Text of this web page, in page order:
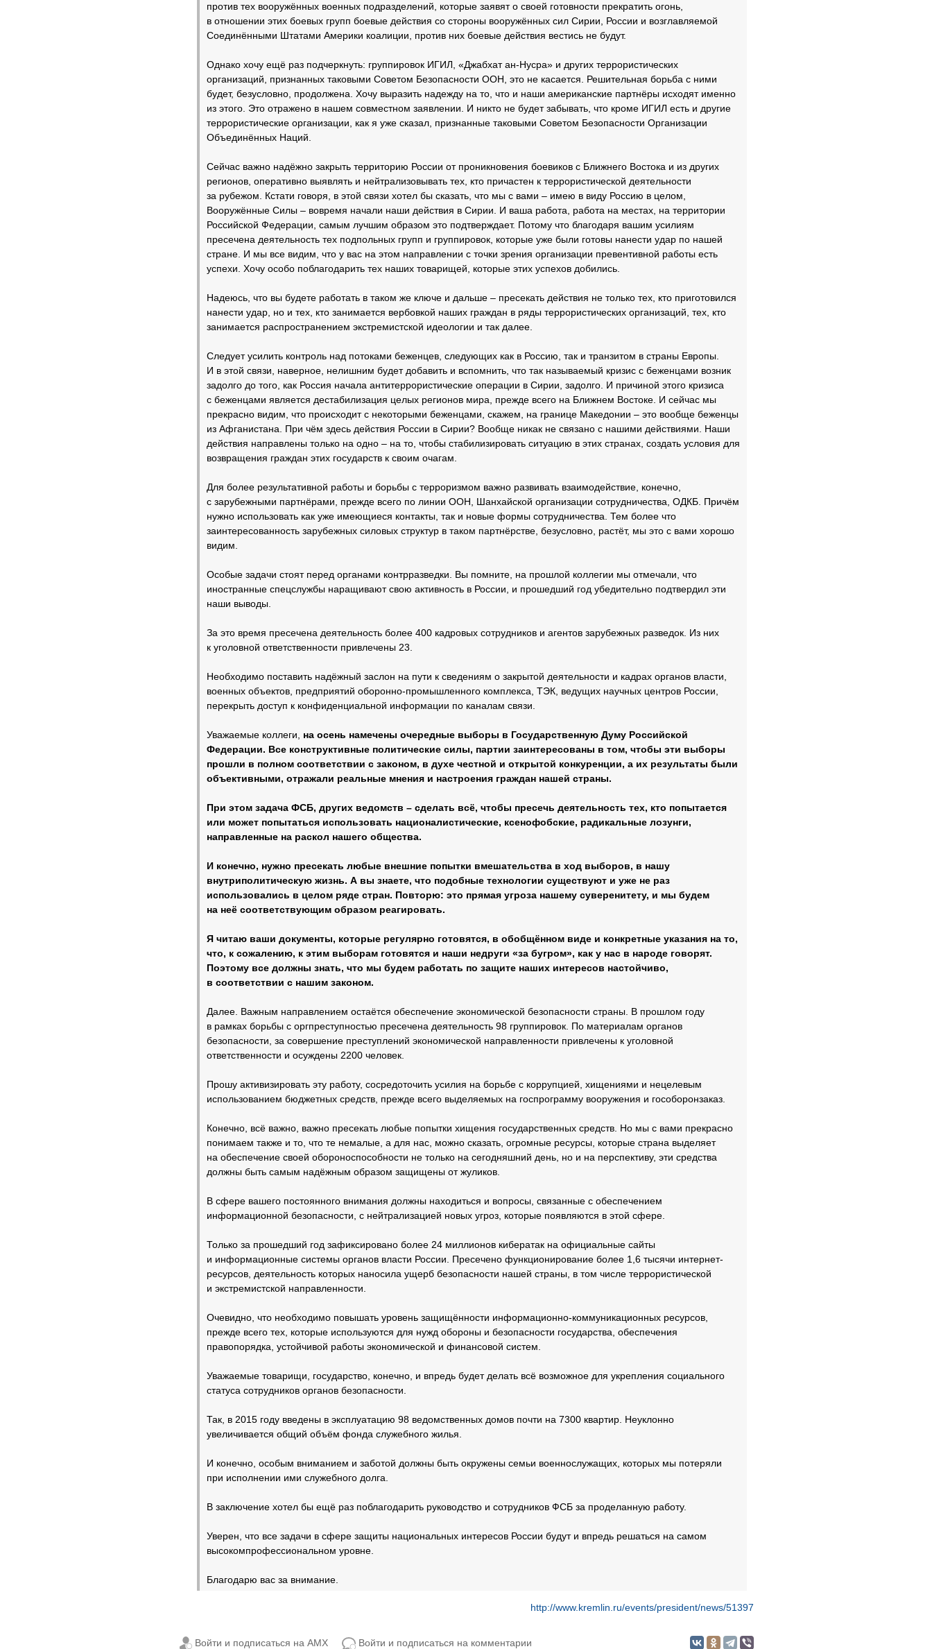
против тех вооружённых военных подразделений, которые заявят о своей готовности прекратить огонь,
в отношении этих боевых групп боевые действия со стороны вооружённых сил Сирии, России и возглавляемой
Соединёнными Штатами Америки коалиции, против них боевые действия вестись не будут.
Однако хочу ещё раз подчеркнуть: группировок ИГИЛ, «Джабхат ан-Нусра» и других террористических
организаций, признанных таковыми Советом Безопасности ООН, это не касается. Решительная борьба с ними
будет, безусловно, продолжена. Хочу выразить надежду на то, что и наши американские партнёры исходят именно
из этого. Это отражено в нашем совместном заявлении. И никто не будет забывать, что кроме ИГИЛ есть и другие
террористические организации, как я уже сказал, признанные таковыми Советом Безопасности Организации
Объединённых Наций.
Сейчас важно надёжно закрыть территорию России от проникновения боевиков с Ближнего Востока и из других
регионов, оперативно выявлять и нейтрализовывать тех, кто причастен к террористической деятельности
за рубежом. Кстати говоря, в этой связи хотел бы сказать, что мы с вами – имею в виду Россию в целом,
Вооружённые Силы – вовремя начали наши действия в Сирии. И ваша работа, работа на местах, на территории
Российской Федерации, самым лучшим образом это подтверждает. Потому что благодаря вашим усилиям
пресечена деятельность тех подпольных групп и группировок, которые уже были готовы нанести удар по нашей
стране. И мы все видим, что у вас на этом направлении с точки зрения организации превентивной работы есть
успехи. Хочу особо поблагодарить тех наших товарищей, которые этих успехов добились.
Надеюсь, что вы будете работать в таком же ключе и дальше – пресекать действия не только тех, кто приготовился
нанести удар, но и тех, кто занимается вербовкой наших граждан в ряды террористических организаций, тех, кто
занимается распространением экстремистской идеологии и так далее.
Следует усилить контроль над потоками беженцев, следующих как в Россию, так и транзитом в страны Европы.
И в этой связи, наверное, нелишним будет добавить и вспомнить, что так называемый кризис с беженцами возник
задолго до того, как Россия начала антитеррористические операции в Сирии, задолго. И причиной этого кризиса
с беженцами является дестабилизация целых регионов мира, прежде всего на Ближнем Востоке. И сейчас мы
прекрасно видим, что происходит с некоторыми беженцами, скажем, на границе Македонии – это вообще беженцы
из Афганистана. При чём здесь действия России в Сирии? Вообще никак не связано с нашими действиями. Наши
действия направлены только на одно – на то, чтобы стабилизировать ситуацию в этих странах, создать условия для
возвращения граждан этих государств к своим очагам.
Для более результативной работы и борьбы с терроризмом важно развивать взаимодействие, конечно,
с зарубежными партнёрами, прежде всего по линии ООН, Шанхайской организации сотрудничества, ОДКБ. Причём
нужно использовать как уже имеющиеся контакты, так и новые формы сотрудничества. Тем более что
заинтересованность зарубежных силовых структур в таком партнёрстве, безусловно, растёт, мы это с вами хорошо
видим.
Особые задачи стоят перед органами контрразведки. Вы помните, на прошлой коллегии мы отмечали, что
иностранные спецслужбы наращивают свою активность в России, и прошедший год убедительно подтвердил эти
наши выводы.
За это время пресечена деятельность более 400 кадровых сотрудников и агентов зарубежных разведок. Из них
к уголовной ответственности привлечены 23.
Необходимо поставить надёжный заслон на пути к сведениям о закрытой деятельности и кадрах органов власти,
военных объектов, предприятий оборонно-промышленного комплекса, ТЭК, ведущих научных центров России,
перекрыть доступ к конфиденциальной информации по каналам связи.
Уважаемые коллеги, на осень намечены очередные выборы в Государственную Думу Российской
Федерации. Все конструктивные политические силы, партии заинтересованы в том, чтобы эти выборы
прошли в полном соответствии с законом, в духе честной и открытой конкуренции, а их результаты были
объективными, отражали реальные мнения и настроения граждан нашей страны.
При этом задача ФСБ, других ведомств – сделать всё, чтобы пресечь деятельность тех, кто попытается
или может попытаться использовать националистические, ксенофобские, радикальные лозунги,
направленные на раскол нашего общества.
И конечно, нужно пресекать любые внешние попытки вмешательства в ход выборов, в нашу
внутриполитическую жизнь. А вы знаете, что подобные технологии существуют и уже не раз
использовались в целом ряде стран. Повторю: это прямая угроза нашему суверенитету, и мы будем
на неё соответствующим образом реагировать.
Я читаю ваши документы, которые регулярно готовятся, в обобщённом виде и конкретные указания на то,
что, к сожалению, к этим выборам готовятся и наши недруги «за бугром», как у нас в народе говорят.
Поэтому все должны знать, что мы будем работать по защите наших интересов настойчиво,
в соответствии с нашим законом.
Далее. Важным направлением остаётся обеспечение экономической безопасности страны. В прошлом году
в рамках борьбы с оргпреступностью пресечена деятельность 98 группировок. По материалам органов
безопасности, за совершение преступлений экономической направленности привлечены к уголовной
ответственности и осуждены 2200 человек.
Прошу активизировать эту работу, сосредоточить усилия на борьбе с коррупцией, хищениями и нецелевым
использованием бюджетных средств, прежде всего выделяемых на госпрограмму вооружения и гособоронзаказ.
Конечно, всё важно, важно пресекать любые попытки хищения государственных средств. Но мы с вами прекрасно
понимаем также и то, что те немалые, а для нас, можно сказать, огромные ресурсы, которые страна выделяет
на обеспечение своей обороноспособности не только на сегодняшний день, но и на перспективу, эти средства
должны быть самым надёжным образом защищены от жуликов.
В сфере вашего постоянного внимания должны находиться и вопросы, связанные с обеспечением
информационной безопасности, с нейтрализацией новых угроз, которые появляются в этой сфере.
Только за прошедший год зафиксировано более 24 миллионов кибератак на официальные сайты
и информационные системы органов власти России. Пресечено функционирование более 1,6 тысячи интернет-
ресурсов, деятельность которых наносила ущерб безопасности нашей страны, в том числе террористической
и экстремистской направленности.
Очевидно, что необходимо повышать уровень защищённости информационно-коммуникационных ресурсов,
прежде всего тех, которые используются для нужд обороны и безопасности государства, обеспечения
правопорядка, устойчивой работы экономической и финансовой систем.
Уважаемые товарищи, государство, конечно, и впредь будет делать всё возможное для укрепления социального
статуса сотрудников органов безопасности.
Так, в 2015 году введены в эксплуатацию 98 ведомственных домов почти на 7300 квартир. Неуклонно
увеличивается общий объём фонда служебного жилья.
И конечно, особым вниманием и заботой должны быть окружены семьи военнослужащих, которых мы потеряли
при исполнении ими служебного долга.
В заключение хотел бы ещё раз поблагодарить руководство и сотрудников ФСБ за проделанную работу.
Уверен, что все задачи в сфере защиты национальных интересов России будут и впредь решаться на самом
высокомпрофессиональном уровне.
Благодарю вас за внимание.
http://www.kremlin.ru/events/president/news/51397
Войти и подписаться на AMX Войти и подписаться на комментарии